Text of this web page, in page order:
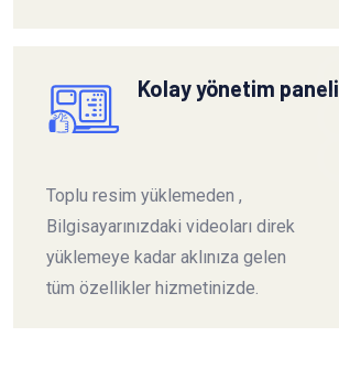
Kolay yönetim paneli
Toplu resim yüklemeden ,
Bilgisayarınızdaki videoları direk
yüklemeye kadar aklınıza gelen
tüm özellikler hizmetinizde.